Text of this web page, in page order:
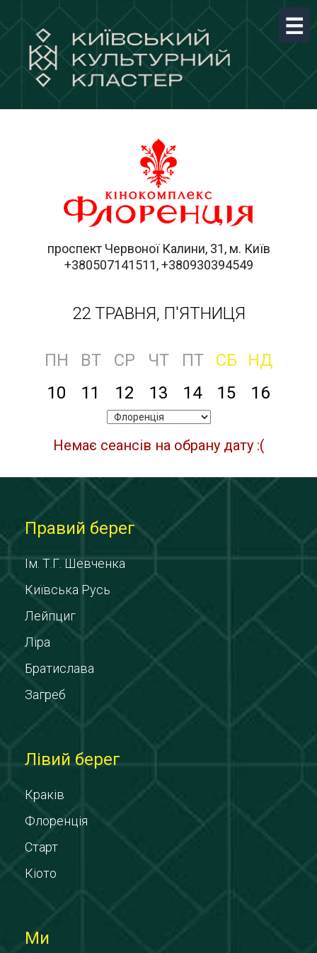
проспект Червоної Калини, 31, м. Київ
+380507141511, +380930394549
22 ТРАВНЯ, П'ЯТНИЦЯ
ПН ВТ СР ЧТ ПТ СБ
НД
10
11 12 13 14 15 16
Немає сеансів на обрану дату :(
Правий берег
Ім. Т.Г. Шевченка
Київська Русь
Лейпциг
Ліра
Братислава
Загреб
Лівий берег
Краків
Флоренція
Старт
Кіото
Ми